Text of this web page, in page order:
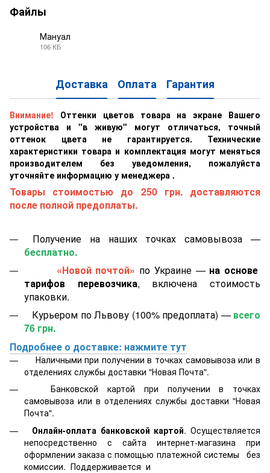
Файлы
Мануал
106 КБ
Доставка Оплата Гарантия
Внимание!
Оттенки цветов товара на экране Вашего
устройства и "в живую" могут отличаться, точный
оттенок цвета не гарантируется. Технические
характеристики товара и комплектация могут меняться
производителем без уведомления, пожалуйста
уточняйте информацию у менеджера .
Товары стоимостью до 250 грн. доставляются
после полной предоплаты.
Получение на наших точках самовывоза —
бесплатно.
«Новой почтой» по Украине — на основе
тарифов перевозчика, включена стоимость
упаковки.
Курьером по Львову (100% предоплата) — всего
76 грн.
Подробнее о доставке: нажмите тут
Наличными при получении в точках самовывоза или в
отделениях службы доставки "Новая Почта".
Банковской картой при получении в точках
самовывоза или в отделениях службы доставки "Новая
Почта".
Онлайн-оплата банковской картой. Осуществляется
непосредственно с сайта интернет-магазина при
оформлении заказа с помощью платежной системы
без
комиссии. Поддерживается и